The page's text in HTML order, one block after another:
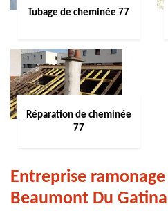
Tubage de cheminée 77
Réparation de cheminée
77
Entreprise
Beaumont Du